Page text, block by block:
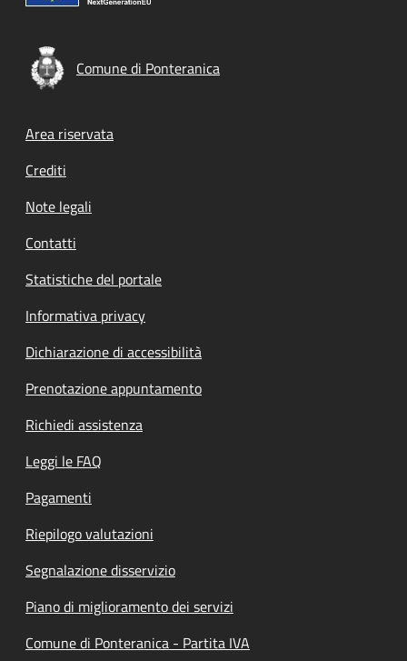
Comune di Ponteranica
Footer menu
Area riservata
Crediti
Note legali
Contatti
Statistiche del portale
Informativa privacy
Dichiarazione di accessibilità
Prenotazione appuntamento
Richiedi assistenza
Leggi le FAQ
Pagamenti
Riepilogo valutazioni
Segnalazione disservizio
Piano di miglioramento dei servizi
Comune di Ponteranica - Partita IVA